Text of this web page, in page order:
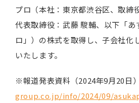
プロ（本社：東京都渋谷区、取締
代表取締役：武藤 駿輔、以下「あ
ロ」）の株式を取得し、子会社化
いたします。
※報道発表資料（2024年9月20日）
group.co.jp/info/2024/09/